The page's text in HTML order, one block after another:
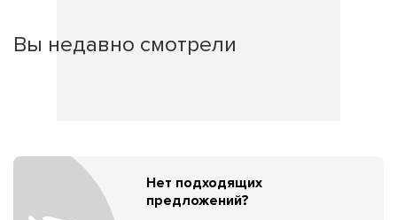
Вы недавно смотрели
Нет подходящих
предложений?